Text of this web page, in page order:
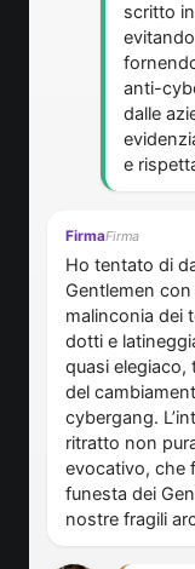
scritto
anti-
dalle
e
FirmaFirma
Ho tentato di
Gentlemen
malinconia dei
dotti e
quasi elegiaco,
del
cybergang.
ritratto non
evocativo, che
funesta dei
nostre fragili